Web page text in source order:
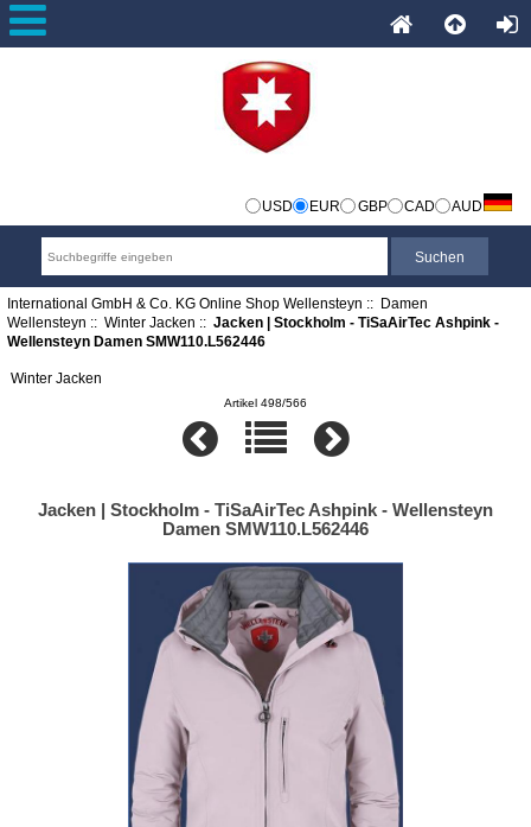
USD EUR GBP CAD AUD
International GmbH & Co. KG Online Shop Wellensteyn :: Damen
Wellensteyn :: Winter Jacken :: Jacken | Stockholm - TiSaAirTec Ashpink -
Wellensteyn Damen SMW110.L562446
Winter Jacken
Artikel 498/566
Jacken | Stockholm - TiSaAirTec Ashpink - Wellensteyn
Damen SMW110.L562446